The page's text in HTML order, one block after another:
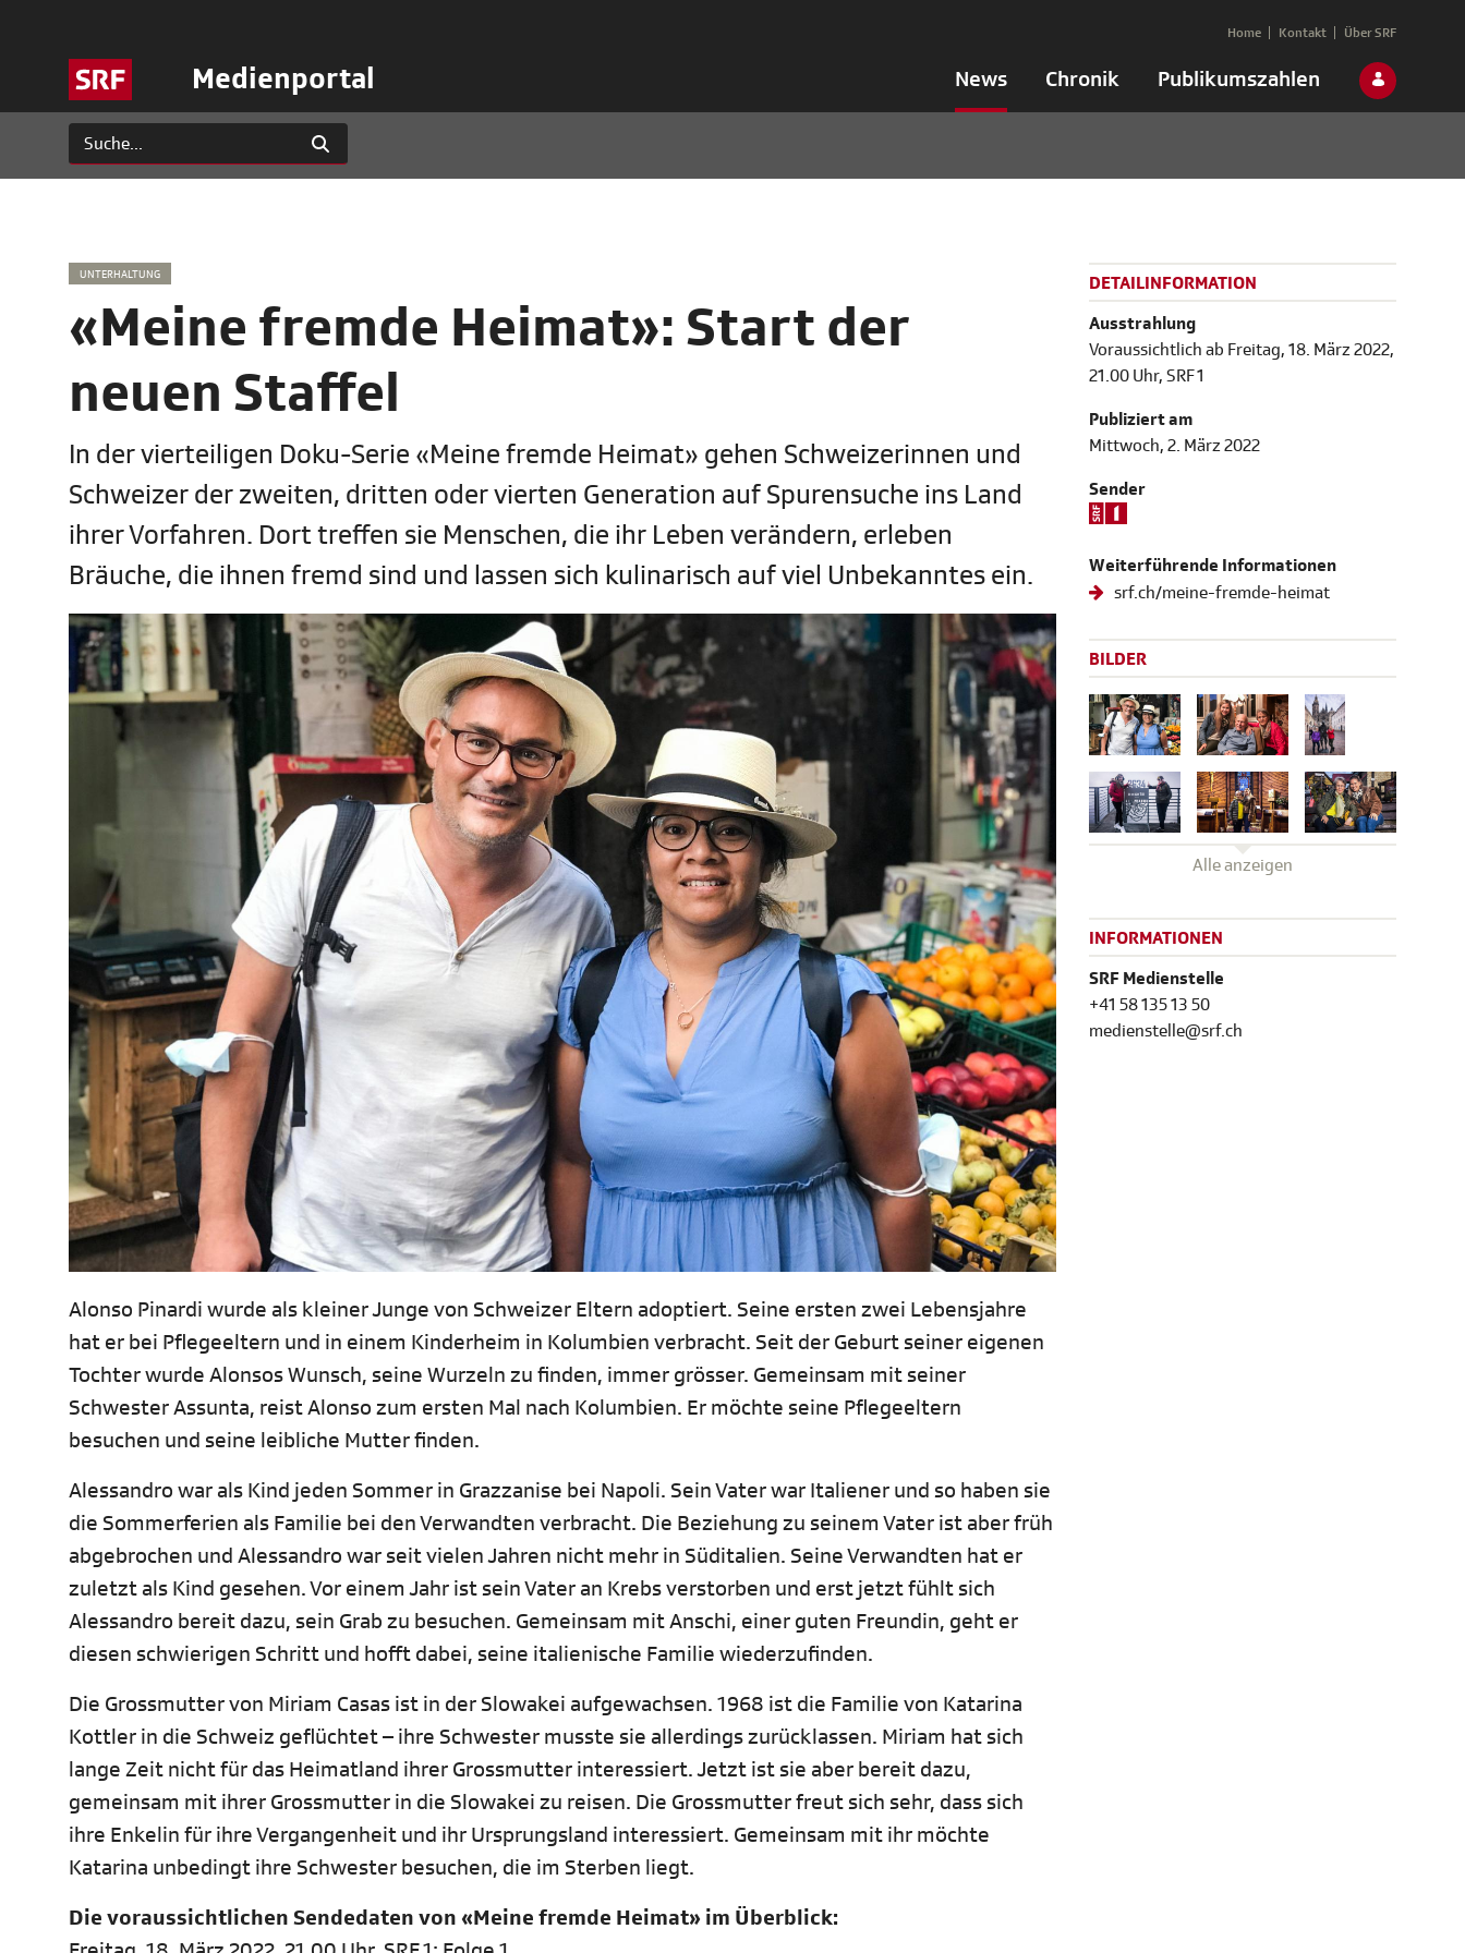
Medienportal News Chronik Publikumszahlen
Home Kontakt Über SRF
UNTERHALTUNG
«Meine fremde Heimat»: Start der
neuen Staffel
In der vierteiligen Doku-Serie «Meine fremde Heimat» gehen Schweizerinnen und
Schweizer der zweiten, dritten oder vierten Generation auf Spurensuche ins Land
ihrer Vorfahren. Dort treffen sie Menschen, die ihr Leben verändern, erleben
Bräuche, die ihnen fremd sind und lassen sich kulinarisch auf viel Unbekanntes ein.
Alonso Pinardi wurde als kleiner Junge von Schweizer Eltern adoptiert. Seine ersten zwei Lebensjahre
hat er bei Pflegeeltern und in einem Kinderheim in Kolumbien verbracht. Seit der Geburt seiner eigenen
Tochter wurde Alonsos Wunsch, seine Wurzeln zu finden, immer grösser. Gemeinsam mit seiner
Schwester Assunta, reist Alonso zum ersten Mal nach Kolumbien. Er möchte seine Pflegeeltern
besuchen und seine leibliche Mutter finden.
Alessandro war als Kind jeden Sommer in Grazzanise bei Napoli. Sein Vater war Italiener und so haben sie
die Sommerferien als Familie bei den Verwandten verbracht. Die Beziehung zu seinem Vater ist aber früh
abgebrochen und Alessandro war seit vielen Jahren nicht mehr in Süditalien. Seine Verwandten hat er
zuletzt als Kind gesehen. Vor einem Jahr ist sein Vater an Krebs verstorben und erst jetzt fühlt sich
Alessandro bereit dazu, sein Grab zu besuchen. Gemeinsam mit Anschi, einer guten Freundin, geht er
diesen schwierigen Schritt und hofft dabei, seine italienische Familie wiederzufinden.
Die Grossmutter von Miriam Casas ist in der Slowakei aufgewachsen. 1968 ist die Familie von Katarina
Kottler in die Schweiz geflüchtet – ihre Schwester musste sie allerdings zurücklassen. Miriam hat sich
lange Zeit nicht für das Heimatland ihrer Grossmutter interessiert. Jetzt ist sie aber bereit dazu,
gemeinsam mit ihrer Grossmutter in die Slowakei zu reisen. Die Grossmutter freut sich sehr, dass sich
ihre Enkelin für ihre Vergangenheit und ihr Ursprungsland interessiert. Gemeinsam mit ihr möchte
Katarina unbedingt ihre Schwester besuchen, die im Sterben liegt.
Die voraussichtlichen Sendedaten von «Meine fremde Heimat» im Überblick:
DETAILINFORMATION
Ausstrahlung
Voraussichtlich ab ​​​​​​​Freitag, 18. März 2022,
21.00 Uhr, SRF 1
Publiziert am
Mittwoch, 2. März 2022
Sender
Weiterführende Informationen
srf.ch/meine-fremde-heimat
BILDER
Alle anzeigen
INFORMATIONEN
SRF Medienstelle
+41 58 135 13 50
medienstelle@srf.ch